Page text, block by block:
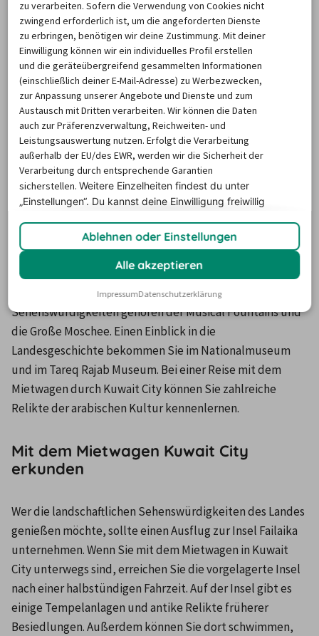
Erdölgebiete der Erde. Kuwait City ist die Hauptstadt des
Staates. Sie befindet sich an der Bucht von Kuwait. Der
Ausländeranteil der Einwohner von Kuwait City ist sehr
hoch, er liegt bei etwa 50%. Entdecken Sie bei einer
Rundreise mit dem Mietwagen Kuwait City.
Attraktionen und Sehenswürdigkeiten
in Kuwait City
Die Hauptstadt ist die größte Stadt Kuwaits. Das
moderner Bauwerke geprägt. Fahren Sie mit dem
Mietwagen durch Kuwait City zum Befreiungsturm und
besichtigen Sie die Kuwait-Towers. Sehenswert ist der
Dhau-Seehafen. Zu den beliebtesten
Sehenswürdigkeiten gehören der Musical Fountains und
die Große Moschee. Einen Einblick in die
Landesgeschichte bekommen Sie im Nationalmuseum
und im Tareq Rajab Museum. Bei einer Reise mit dem
Mietwagen durch Kuwait City können Sie zahlreiche
Relikte der arabischen Kultur kennenlernen.
Mit dem Mietwagen Kuwait City
erkunden
Wer die landschaftlichen Sehenswürdigkeiten des Landes
genießen möchte, sollte einen Ausflug zur Insel Failaika
unternehmen. Wenn Sie mit dem Mietwagen in Kuwait
City unterwegs sind, erreichen Sie die vorgelagerte Insel
nach einer halbstündigen Fahrzeit. Auf der Insel gibt es
einige Tempelanlagen und antike Relikte früherer
Besiedlungen. Außerdem können Sie dort schwimmen,
zu verarbeiten. Sofern die Verwendung von Cookies nicht
zwingend erforderlich ist, um die angeforderten Dienste
zu erbringen, benötigen wir deine Zustimmung. Mit deiner
Einwilligung können wir ein individuelles Profil erstellen
und die geräteübergreifend gesammelten Informationen
(einschließlich deiner E-Mail-Adresse) zu Werbezwecken,
zur Anpassung unserer Angebote und Dienste und zum
Austausch mit Dritten verarbeiten. Wir können die Daten
auch zur Präferenzverwaltung, Reichweiten- und
Leistungsauswertung nutzen. Erfolgt die Verarbeitung
außerhalb der EU/des EWR, werden wir die Sicherheit der
Verarbeitung durch entsprechende Garantien
sicherstellen.Weitere Einzelheiten findest du unter
„Einstellungen“. Du kannst deine Einwilligung freiwillig
Ablehnen oder Einstellungen
Alle akzeptieren
ImpressumDatenschutzerklärung